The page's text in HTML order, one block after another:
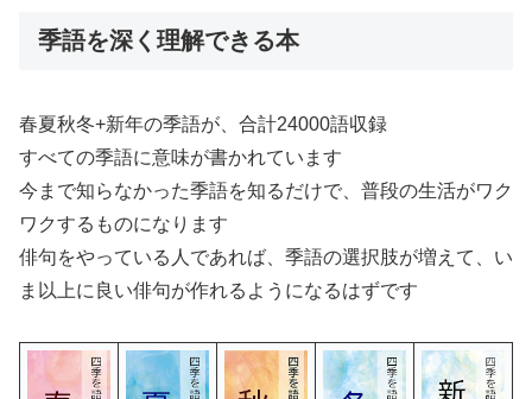
季語を深く理解できる本
春夏秋冬+新年の季語が、合計24000語収録
すべての季語に意味が書かれています
今まで知らなかった季語を知るだけで、普段の生活がワク
ワクするものになります
俳句をやっている人であれば、季語の選択肢が増えて、い
ま以上に良い俳句が作れるようになるはずです